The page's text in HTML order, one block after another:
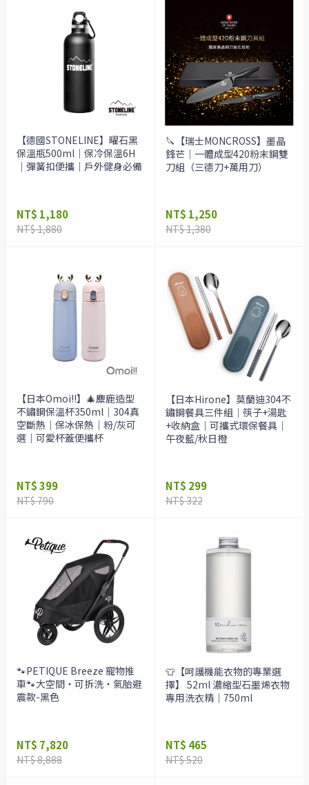
【德國STONELINE】曜石黑
保溫瓶500ml｜保冷保溫6H
｜彈簧扣便攜｜戶外健身必備
NT$ 1,180
NT$ 1,880
🔪【瑞士MONCROSS】墨晶
鋒芒｜一體成型420粉末鋼雙
刀組（三德刀+萬用刀）
NT$ 1,250
NT$ 1,380
【日本Omoi!!】🎄麋鹿造型
不鏽鋼保溫杯350ml｜304真
空斷熱｜保冰保熱｜粉/灰可
選｜可愛杯蓋便攜杯
NT$ 399
NT$ 790
【日本Hirone】莫蘭迪304不
鏽鋼餐具三件組｜筷子+湯匙
+收納盒｜可攜式環保餐具｜
午夜藍/秋日橙
NT$ 299
NT$ 322
🐾PETIQUE Breeze 寵物推
車🐾大空間・可拆洗・氣胎避
震款-黑色
NT$ 7,820
NT$ 8,888
👕【呵護機能衣物的專業選
擇】 52ml 濃縮型石墨烯衣物
專用洗衣精｜750ml
NT$ 465
NT$ 520